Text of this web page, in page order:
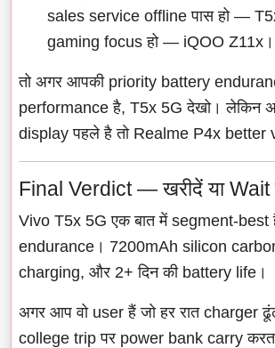
sales service offline पास हो —
gaming focus हो — iQOO Z11x।
तो अगर आपकी priority battery
performance है, T5x 5G देखो। लेकिन
display पहले है तो Realme P4x better
Final Verdict — खरीदें या
Vivo T5x 5G एक बात में segment-
endurance। 7200mAh silicon
charging, और 2+ दिन की battery life।
अगर आप वो user हैं जो हर रात charger
college trip पर power bank carry